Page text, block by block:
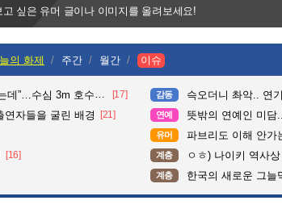
고 싶은 유머 글이나 이미지를 올려보세요!
의 화제 주간 월간 이슈
3m 호수 뛰어든 60대 의인 [17] 감동 슥오더니 촤악.. 연기 뚫고
연자들을 굴린 배경 [21] 연예 뜻밖의 연예인 미담
유머 파브리도 이해 안가
[16] 계층 ㅇㅎ) 나이키 역사
계층 한국의 새로운 그늘